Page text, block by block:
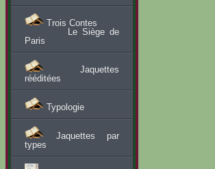
Trois Contes
Le Siège de
Paris
Jaquettes
rééditées
Typologie
Jaquettes par
types